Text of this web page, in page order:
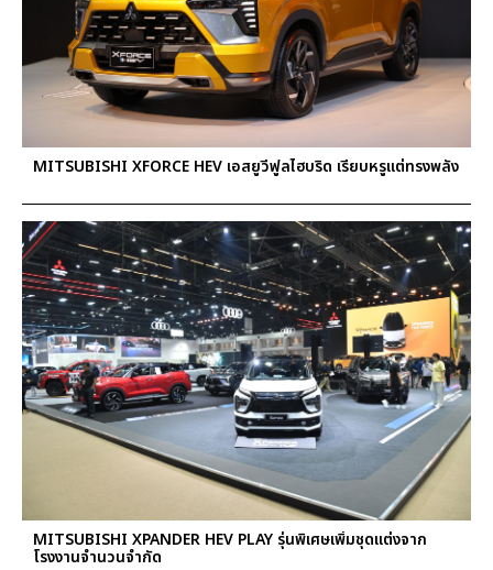
MITSUBISHI XFORCE HEV เอสยูวีฟูลไฮบริด เรียบหรูแต่ทรงพลัง
MITSUBISHI XPANDER HEV PLAY รุ่นพิเศษเพิ่มชุดแต่งจาก
โรงงานจำนวนจำกัด